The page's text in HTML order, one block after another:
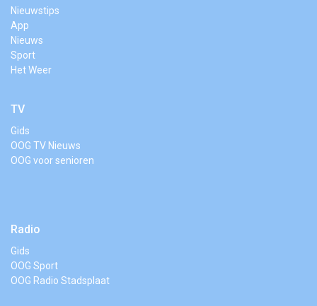
Nieuwstips
App
Nieuws
Sport
Het Weer
TV
Gids
OOG TV Nieuws
OOG voor senioren
Radio
Gids
OOG Sport
OOG Radio Stadsplaat